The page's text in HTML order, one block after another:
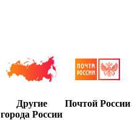
Другие
города России
Почтой России